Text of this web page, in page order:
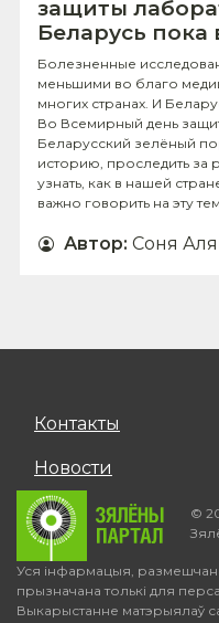
защиты
Беларусь пока
Болезненные
меньшими во благо
многих странах. И
Во Всемирный день
Беларусский зелёный
историю, проследить за
узнать, как в нашей
важно говорить на эту
Автор: Соня
Контакты
Новости
©
Уся інфармацыя,
прызначана толькі для
Выкарыстанне матэрыялаў